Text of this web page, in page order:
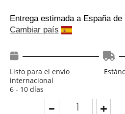
Entrega estimada a España de
Cambiar país
Listo para el envío
internacional
6 - 10 días